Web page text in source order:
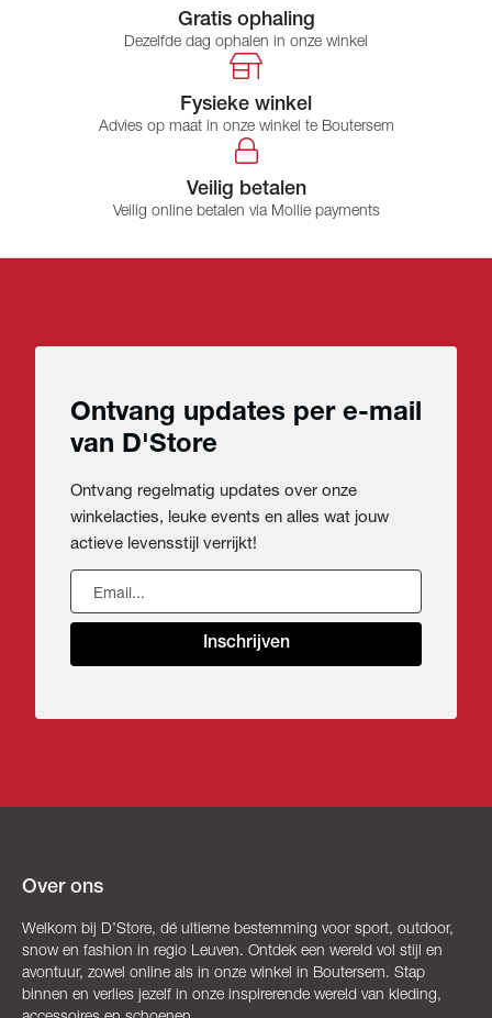
Gratis ophaling
Dezelfde dag ophalen in onze winkel
Fysieke winkel
Advies op maat in onze winkel te Boutersem
Veilig betalen
Veilig online betalen via Mollie payments
Ontvang updates per e-mail
van D'Store
Ontvang regelmatig updates over onze
winkelacties, leuke events en alles wat jouw
actieve levensstijl verrijkt!
Inschrijven
Over ons
Welkom bij D’Store, dé ultieme bestemming voor sport, outdoor,
snow en fashion in regio Leuven. Ontdek een wereld vol stijl en
avontuur, zowel online als in onze winkel in Boutersem. Stap
binnen en verlies jezelf in onze inspirerende wereld van kleding,